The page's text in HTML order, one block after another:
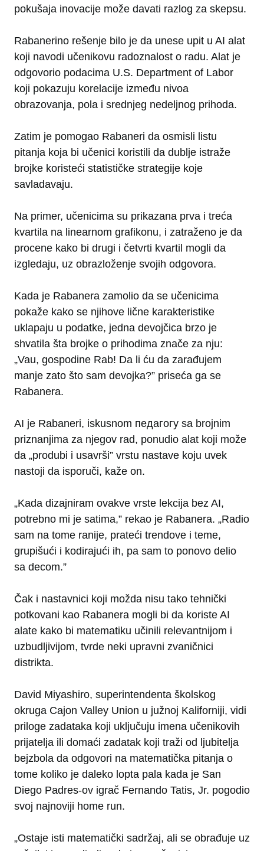
pokušaja inovacije može davati razlog za skepsu.
Rabanerino rešenje bilo je da unese upit u AI alat
koji navodi učenikovu radoznalost o radu. Alat je
odgovorio podacima U.S. Department of Labor
koji pokazuju korelacije između nivoa
obrazovanja, pola i srednjeg nedeljnog prihoda.
Zatim je pomogao Rabaneri da osmisli listu
pitanja koja bi učenici koristili da dublje istraže
brojke koristeći statističke strategije koje
savladavaju.
Na primer, učenicima su prikazana prva i treća
kvartila na linearnom grafikonu, i zatraženo je da
procene kako bi drugi i četvrti kvartil mogli da
izgledaju, uz obrazloženje svojih odgovora.
Kada je Rabanera zamolio da se učenicima
pokaže kako se njihove lične karakteristike
uklapaju u podatke, jedna devojčica brzo je
shvatila šta brojke o prihodima znače za nju:
„Vau, gospodine Rab! Da li ću da zarađujem
manje zato što sam devojka?” priseća ga se
Rabanera.
AI je Rabaneri, iskusnom педагогу sa brojnim
priznanjima za njegov rad, ponudio alat koji može
da „produbi i usavrši” vrstu nastave koju uvek
nastoji da isporuči, kaže on.
„Kada dizajniram ovakve vrste lekcija bez AI,
potrebno mi je satima,” rekao je Rabanera. „Radio
sam na tome ranije, prateći trendove i teme,
grupišući i kodirajući ih, pa sam to ponovo delio
sa decom.”
Čak i nastavnici koji možda nisu tako tehnički
potkovani kao Rabanera mogli bi da koriste AI
alate kako bi matematiku učinili relevantnijom i
uzbudljivijom, tvrde neki upravni zvaničnici
distrikta.
David Miyashiro, superintendenta školskog
okruga Cajon Valley Union u južnoj Kaliforniji, vidi
priloge zadataka koji uključuju imena učenikovih
prijatelja ili domaći zadatak koji traži od ljubitelja
bejzbola da odgovori na matematička pitanja o
tome koliko je daleko lopta pala kada je San
Diego Padres-ov igrač Fernando Tatis, Jr. pogodio
svoj najnoviji home run.
„Ostaje isti matematički sadržaj, ali se obrađuje uz